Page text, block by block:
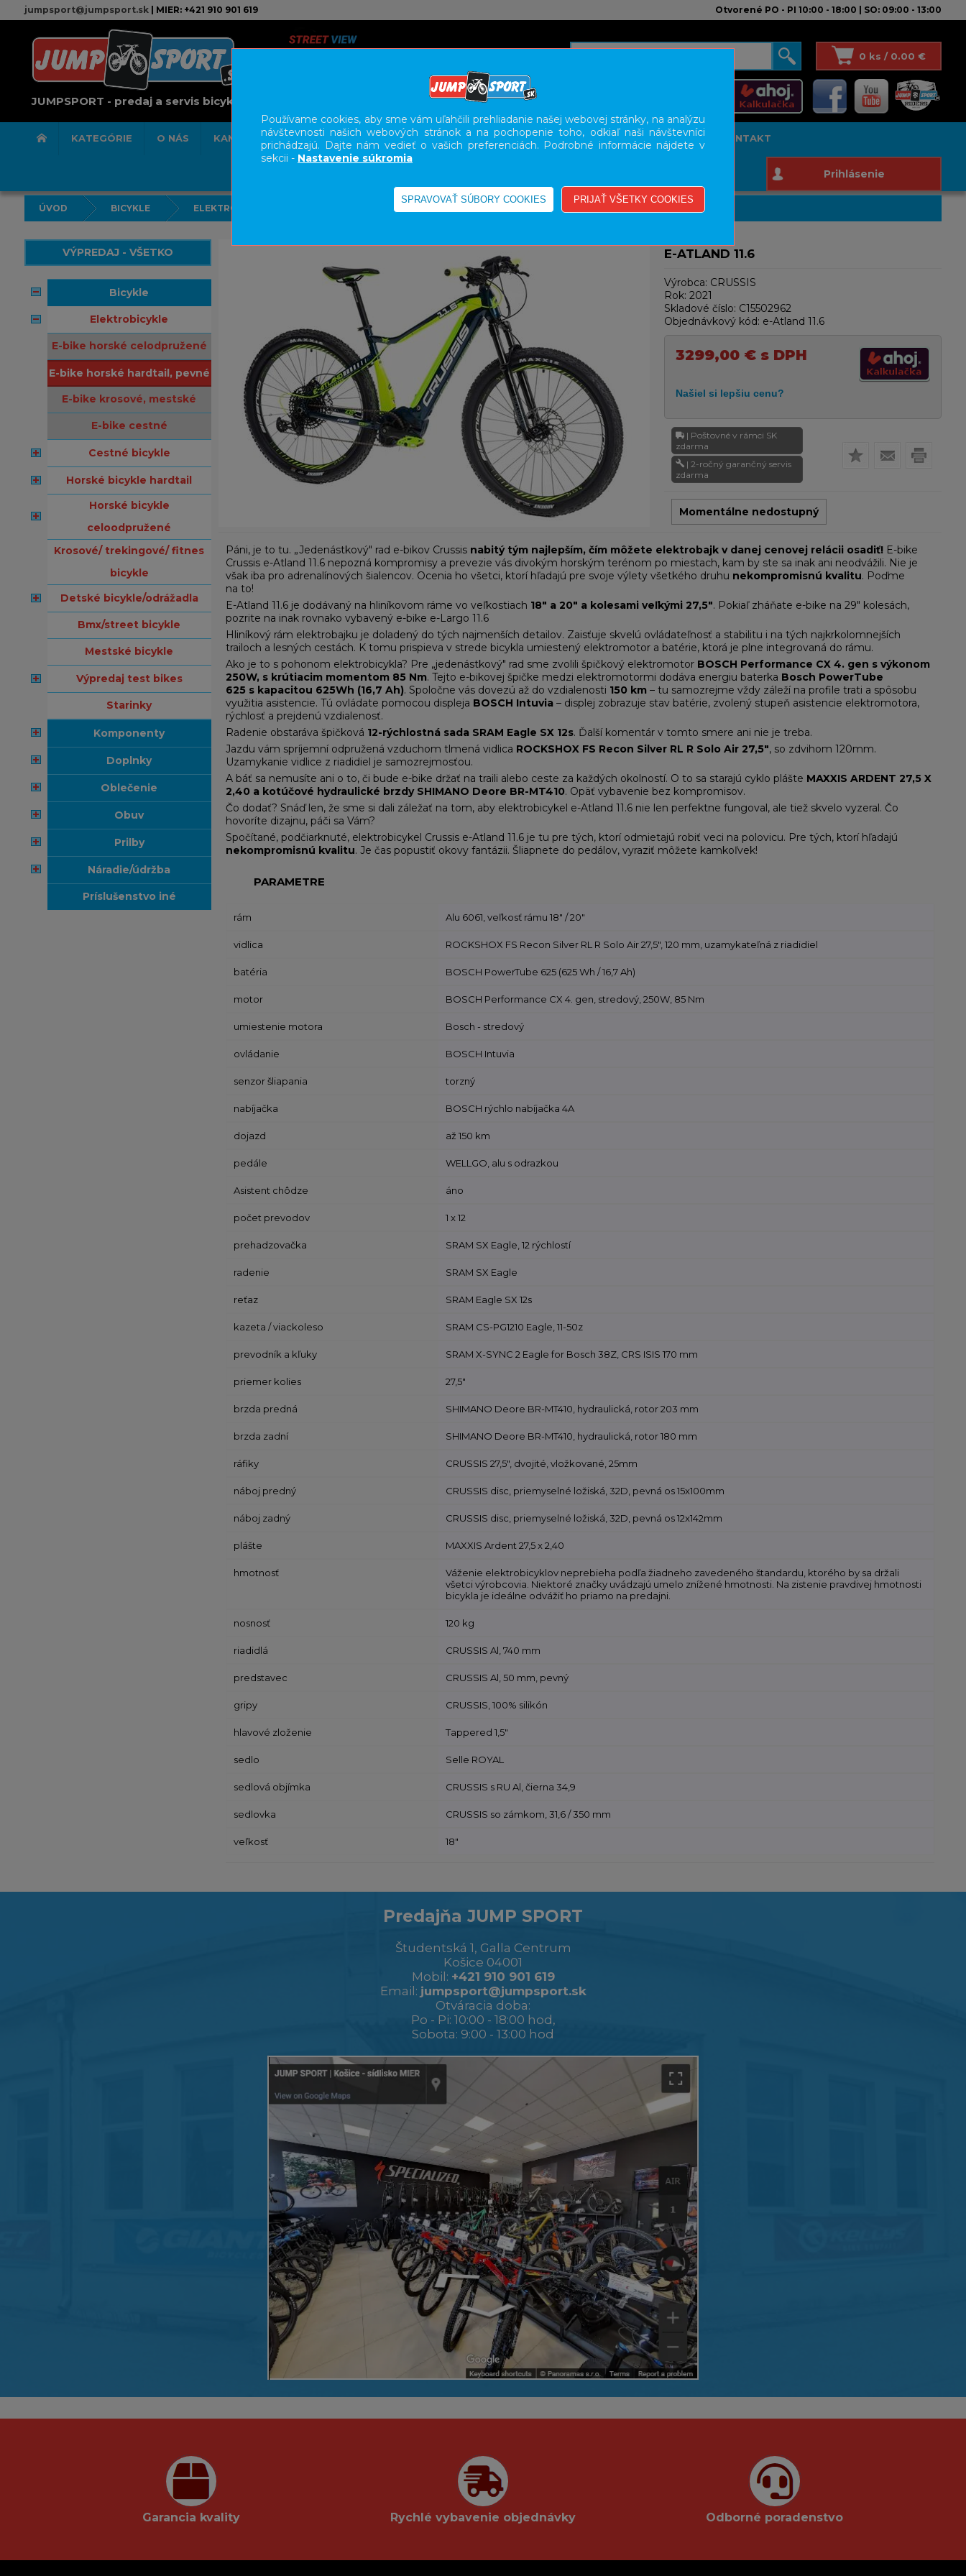
jumpsport@jumpsport.sk| MIER: +421 910 901 619 Otvorené PO - PI 10:00 - 18:00 | SO: 09:00 - 13:00
JUMPSPORT - predaj a servis bicyklov
0 ks / 0.00 €
KATEGÓRIE O NÁS KAMENNÁ PREDAJNA SERVIS SLUŽBY KARIÉRA BODY GEOMETRY FIT STUDIO KONTAKT
Prihlásenie
ÚVOD BICYKLE ELEKTROBICYKLE E-BIKE HORSKÉ HARDTAIL, PEVNÉ
VÝPREDAJ - VŠETKO
bicykle
elektrobicykle
e-bike horské celodpružené
e-bike horské hardtail, pevné
e-bike krosové, mestské
e-bike cestné
cestné bicykle
horské bicykle hardtail
horské bicykle
celoodpružené
krosové/ trekingové/ fitnes
bicykle
detské bicykle/odrážadla
bmx/street bicykle
mestské bicykle
výpredaj test bikes
starinky
komponenty
doplnky
oblečenie
obuv
prilby
náradie/údržba
príslušenstvo iné
E-ATLAND 11.6
Výrobca: CRUSSIS
Rok: 2021
Skladové číslo: C15502962
Objednávkový kód: e-Atland 11.6
3299,00 €s DPH
| Poštovné v rámci SK
zdarma
| 2-ročný garančný servis
zdarma
Momentálne nedostupný
Páni, je to tu. „Jedenástkový" rad e-bikov Crussis nabitý tým najlepším, čím môžete elektrobajk v danej cenovej relácii osadiť!E-bike
Crussis e-Atland 11.6 nepozná kompromisy a prevezie vás divokým horským terénom po miestach, kam by ste sa inak ani neodvážili. Nie je
však iba pro adrenalínových šialencov. Ocenia ho všetci, ktorí hľadajú pre svoje výlety všetkého druhu nekompromisnú kvalitu. Poďme
na to!
E-Atland 11.6 je dodávaný na hliníkovom ráme vo veľkostiach 18" a 20" a kolesami veľkými 27,5". Pokiaľ zháňate e-bike na 29" kolesách,
pozrite na inak rovnako vybavený e-bike e-Largo 11.6
Hliníkový rám elektrobajku je doladený do tých najmenších detailov. Zaisťuje skvelú ovládateľnosť a stabilitu i na tých najkrkolomnejších
trailoch a lesných cestách. K tomu prispieva v strede bicykla umiestený elektromotor a batérie, ktorá je plne integrovaná do rámu.
Ako je to s pohonom elektrobicykla? Pre „jedenástkový" rad sme zvolili špičkový elektromotor BOSCH Performance CX 4. gen s výkonom
250W, s krútiacim momentom 85 Nm. Tejto e-bikovej špičke medzi elektromotormi dodáva energiu baterka Bosch PowerTube
625 s kapacitou 625Wh (16,7 Ah). Spoločne vás dovezú až do vzdialenosti 150 km– tu samozrejme vždy záleží na profile trati a spôsobu
využitia asistencie. Tú ovládate pomocou displeja BOSCH Intuvia– displej zobrazuje stav batérie, zvolený stupeň asistencie elektromotora,
rýchlosť a prejdenú vzdialenosť.
Radenie obstaráva špičková 12-rýchlostná sada SRAM Eagle SX 12s. Ďalší komentár v tomto smere ani nie je treba.
Jazdu vám spríjemní odpružená vzduchom tlmená vidlica ROCKSHOX FS Recon Silver RL R Solo Air 27,5", so zdvihom 120mm.
Uzamykanie vidlice z riadidiel je samozrejmosťou.
A báť sa nemusíte ani o to, či bude e-bike držať na traili alebo ceste za každých okolností. O to sa starajú cyklo plášte MAXXIS ARDENT 27,5 X
2,40 a kotúčové hydraulické brzdy SHIMANO Deore BR-MT410. Opäť vybavenie bez kompromisov.
Čo dodať? Snáď len, že sme si dali záležať na tom, aby elektrobicykel e-Atland 11.6 nie len perfektne fungoval, ale tiež skvelo vyzeral. Čo
hovoríte dizajnu, páči sa Vám?
Spočítané, podčiarknuté, elektrobicykel Crussis e-Atland 11.6 je tu pre tých, ktorí odmietajú robiť veci na polovicu. Pre tých, ktorí hľadajú
nekompromisnú kvalitu. Je čas popustiť okovy fantázii. Šliapnete do pedálov, vyraziť môžete kamkoľvek!
PARAMETRE
rám Alu 6061, veľkosť rámu 18" / 20"
vidlica ROCKSHOX FS Recon Silver RL R Solo Air 27,5", 120 mm, uzamykateľná z riadidiel
batéria BOSCH PowerTube 625 (625 Wh / 16,7 Ah)
motor BOSCH Performance CX 4. gen, stredový, 250W, 85 Nm
umiestenie motora Bosch - stredový
ovládanie BOSCH Intuvia
senzor šliapania torzný
nabíjačka BOSCH rýchlo nabíjačka 4A
dojazd až 150 km
pedále WELLGO, alu s odrazkou
Asistent chôdze áno
počet prevodov 1 x 12
prehadzovačka SRAM SX Eagle, 12 rýchlostí
radenie SRAM SX Eagle
reťaz SRAM Eagle SX 12s
kazeta / viackoleso SRAM CS-PG1210 Eagle, 11-50z
prevodník a kľuky SRAM X-SYNC 2 Eagle for Bosch 38Z, CRS ISIS 170 mm
priemer kolies 27,5"
brzda predná SHIMANO Deore BR-MT410, hydraulická, rotor 203 mm
brzda zadní SHIMANO Deore BR-MT410, hydraulická, rotor 180 mm
ráfiky CRUSSIS 27,5", dvojité, vložkované, 25mm
náboj predný CRUSSIS disc, priemyselné ložiská, 32D, pevná os 15x100mm
náboj zadný CRUSSIS disc, priemyselné ložiská, 32D, pevná os 12x142mm
plášte MAXXIS Ardent 27,5 x 2,40
hmotnosť
Váženie elektrobicyklov neprebieha podľa žiadneho zavedeného štandardu, ktorého by sa držali
všetci výrobcovia. Niektoré značky uvádzajú umelo znížené hmotnosti. Na zistenie pravdivej hmotnosti
bicykla je ideálne odvážiť ho priamo na predajni.
nosnosť 120 kg
riadidlá CRUSSIS Al, 740 mm
predstavec CRUSSIS Al, 50 mm, pevný
gripy CRUSSIS, 100% silikón
hlavové zloženie Tappered 1,5"
sedlo Selle ROYAL
sedlová objímka CRUSSIS s RU Al, čierna 34,9
sedlovka CRUSSIS so zámkom, 31,6 / 350 mm
veľkosť 18"
Predajňa JUMP SPORT
Študentská 1, Galla Centrum
Košice 04001
Mobil: +421 910 901 619
Email: jumpsport@jumpsport.sk
Otváracia doba:
Po - Pi: 10:00 - 18:00 hod,
Sobota: 9:00 - 13:00 hod
Garancia kvality Rychlé vybavenie objednávky Odborné poradenstvo
Používame cookies, aby sme vám uľahčili prehliadanie našej webovej stránky, na analýzu
návštevnosti našich webových stránok a na pochopenie toho, odkiaľ naši návštevníci
prichádzajú. Dajte nám vedieť o vašich preferenciách. Podrobné informácie nájdete v
sekcii - Nastavenie súkromia